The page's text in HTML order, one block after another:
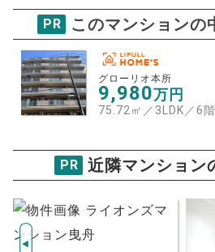
物件価格
ご希望の
返済期間
住宅ローン
金利
ボーナス
返済金額
グローリオ本所
試算条件 53㎡・4階
推定売却価格：6414
資金計画のために査定
格を入力して活用する
売却価格
残
PR このマンションの
グローリオ本所
9,980万円
75.72㎡／3LDK ／6階
PR 近隣マンション